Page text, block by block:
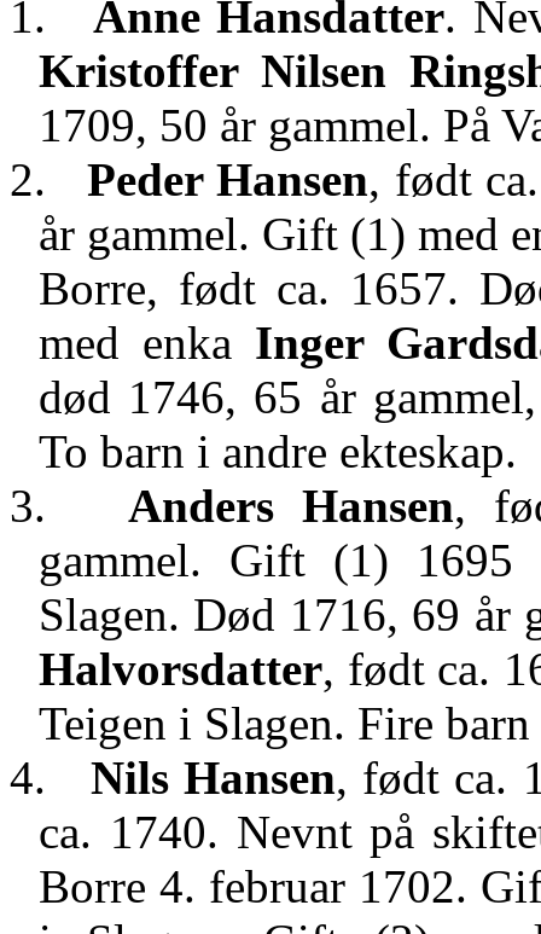
1.
Anne Hansdatter.
Kristoffer Nilsen
1709, 50 år gammel. På
2.
Peder Hansen, født
år gammel. Gift (1) med
Borre, født ca. 1657.
med enka Inger
død 1746, 65 år
To barn i andre ekteskap.
3.
Anders Hansen,
gammel. Gift (1)
Slagen. Død 1716, 69
Halvorsdatter, født ca.
Teigen i Slagen. Fire
4.
Nils Hansen, født ca.
ca. 1740. Nevnt på
Borre 4. februar 1702.